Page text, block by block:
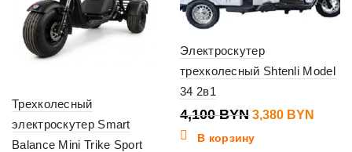
Трехколесный
электроскутер Smart
Balance Mini Trike Sport
Электроскутер
трехколесный Shtenli Model
34 2в1
4,100BYN 3,380 BYN
В корзину